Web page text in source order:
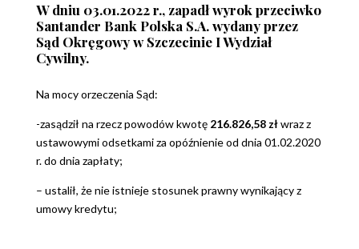
W dniu 03.01.2022 r., zapadł wyrok przeciwko
Santander Bank Polska S.A. wydany przez
Sąd Okręgowy w Szczecinie I Wydział
Cywilny.
Na mocy orzeczenia Sąd:
-zasądził na rzecz powodów kwotę216.826,58 złwraz z
ustawowymi odsetkami za opóźnienie od dnia 01.02.2020
r. do dnia zapłaty;
– ustalił, że nie istnieje stosunek prawny wynikający z
umowy kredytu;